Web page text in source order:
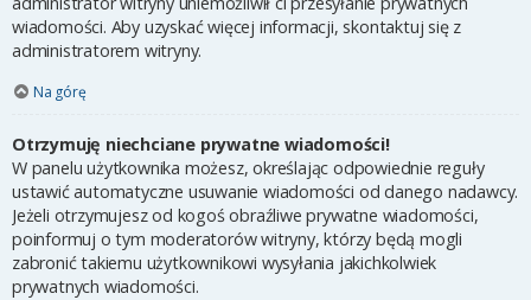
wiadomości. Aby uzyskać więcej informacji, skontaktuj się z
administratorem witryny.
Na górę
Otrzymuję niechciane prywatne wiadomości!
W panelu użytkownika możesz, określając odpowiednie reguły
ustawić automatyczne usuwanie wiadomości od danego nadawcy.
Jeżeli otrzymujesz od kogoś obraźliwe prywatne wiadomości,
poinformuj o tym moderatorów witryny, którzy będą mogli
zabronić takiemu użytkownikowi wysyłania jakichkolwiek
prywatnych wiadomości.